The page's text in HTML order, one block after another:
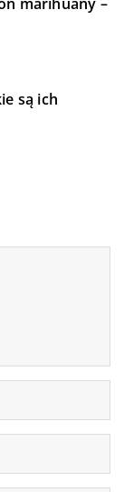
marihuany –
są ich